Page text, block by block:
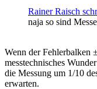
Rainer Raisch
naja so sind
Wenn der Fehlerbalken
messtechnisches
die Messung um 1/10
erwarten.